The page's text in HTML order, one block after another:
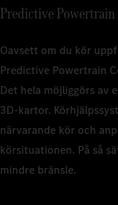
Predictive
Oavsett om du kör
Predictive Powertrain
Det hela möjliggörs av
3D‑kartor.
närvarande kör och
körsituationen. På så
mindre bränsle.